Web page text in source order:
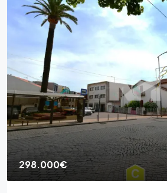
298.000€